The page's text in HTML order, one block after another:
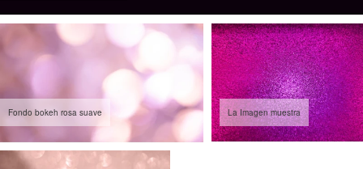
Fondo bokeh rosa suave La Imagen muestra